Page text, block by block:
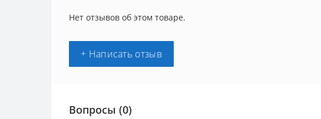
Нет отзывов об этом товаре.
+ Написать отзыв
Вопросы (0)